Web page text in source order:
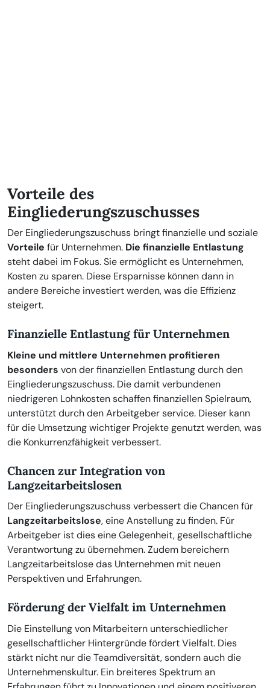
Vorteile des
Eingliederungszuschusses
Der Eingliederungszuschuss bringt finanzielle und soziale
Vorteile für Unternehmen. Die finanzielle Entlastung
steht dabei im Fokus. Sie ermöglicht es Unternehmen,
Kosten zu sparen. Diese Ersparnisse können dann in
andere Bereiche investiert werden, was die Effizienz
steigert.
Finanzielle Entlastung für Unternehmen
Kleine und mittlere Unternehmen profitieren
besonders von der finanziellen Entlastung durch den
Eingliederungszuschuss. Die damit verbundenen
niedrigeren Lohnkosten schaffen finanziellen Spielraum,
unterstützt durch den Arbeitgeber service. Dieser kann
für die Umsetzung wichtiger Projekte genutzt werden, was
die Konkurrenzfähigkeit verbessert.
Chancen zur Integration von
Langzeitarbeitslosen
Der Eingliederungszuschuss verbessert die Chancen für
Langzeitarbeitslose, eine Anstellung zu finden. Für
Arbeitgeber ist dies eine Gelegenheit, gesellschaftliche
Verantwortung zu übernehmen. Zudem bereichern
Langzeitarbeitslose das Unternehmen mit neuen
Perspektiven und Erfahrungen.
Förderung der Vielfalt im Unternehmen
Die Einstellung von Mitarbeitern unterschiedlicher
gesellschaftlicher Hintergründe fördert Vielfalt. Dies
stärkt nicht nur die Teamdiversität, sondern auch die
Unternehmenskultur. Ein breiteres Spektrum an